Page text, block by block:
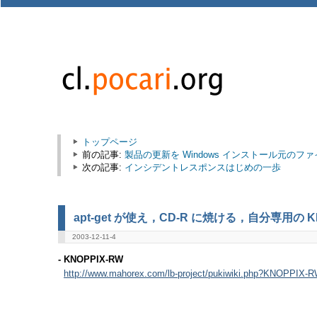
トップページ
前の記事: 製品の更新を Windows インストール元のフ
次の記事: インシデントレスポンスはじめの一歩
apt-get が使え，CD-R に焼ける，自分専用の
2003-12-11-4
- KNOPPIX-RW
http://www.mahorex.com/lb-project/pukiwiki.php?KNOPPIX-